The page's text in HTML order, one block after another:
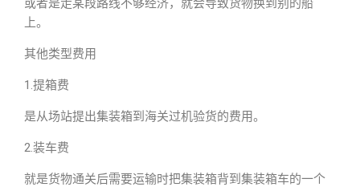
或者是走某段路线不够经济，就会导致货物换到别的船
上。
其他类型费用
1.提箱费
是从场站提出集装箱到海关过机验货的费用。
2.装车费
就是货物通关后需要运输时把集装箱背到集装箱车的一个